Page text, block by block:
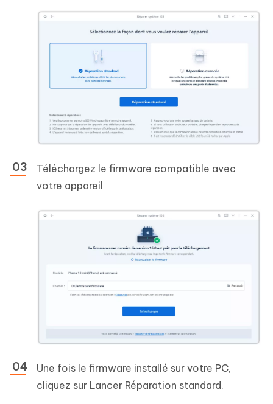
Téléchargez le firmware compatible avec
votre appareil
Une fois le firmware installé sur votre PC,
cliquez sur Lancer Réparation standard.